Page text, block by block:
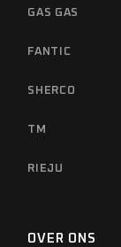
GAS GAS
FANTIC
SHERCO
TM
RIEJU
OVER ONS